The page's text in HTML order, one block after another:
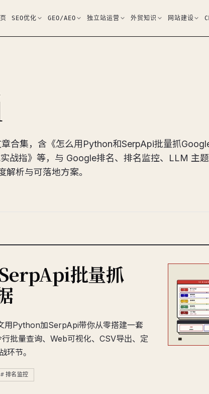
SEO优化 GEO/AEO 独立站运营 外贸知识 网站建设
合集，含《怎么用Python和SerpApi批量抓
战指》等，与 Google排名、排名监控、LLM 主
解析与可落地方案。
批量抓
Python加SerpApi带你从零搭建一套
批量查询、Web可视化、CSV导出、定
环节。
排名监控